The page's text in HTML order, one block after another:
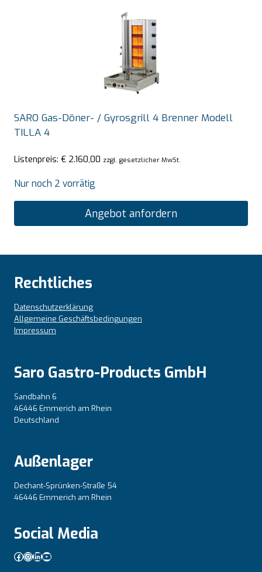
SARO Gas-Döner- / Gyrosgrill 4 Brenner Modell
TILLA 4
Listenpreis: € 2.160,00 zzgl. gesetzlicher MwSt.
Nur noch 2 vorrätig
Angebot anfordern
Rechtliches
Datenschutzerklärung
Allgemeine Geschäftsbedingungen
Impressum
Saro Gastro-Products GmbH
Sandbahn 6
46446 Emmerich am Rhein
Deutschland
Außenlager
Dechant-Sprünken-Straße 54
46446 Emmerich am Rhein
Social Media
Facebook
Instagram
LinkedIn
YouTube